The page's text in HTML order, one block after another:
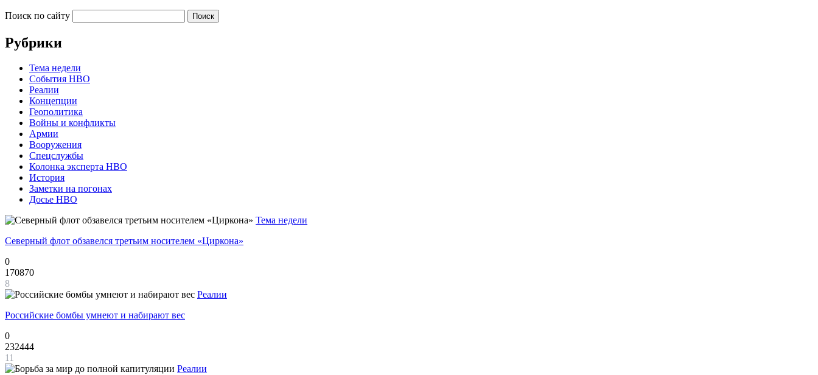
Поиск по сайту
Рубрики
Тема недели
События НВО
Реалии
Концепции
Геополитика
Войны и конфликты
Армии
Вооружения
Спецслужбы
Колонка эксперта НВО
История
Заметки на погонах
Досье НВО
Тема недели
Северный флот обзавелся третьим носителем «Циркона»
0
170870
8
Реалии
Российские бомбы умнеют и набирают вес
0
232444
11
Реалии